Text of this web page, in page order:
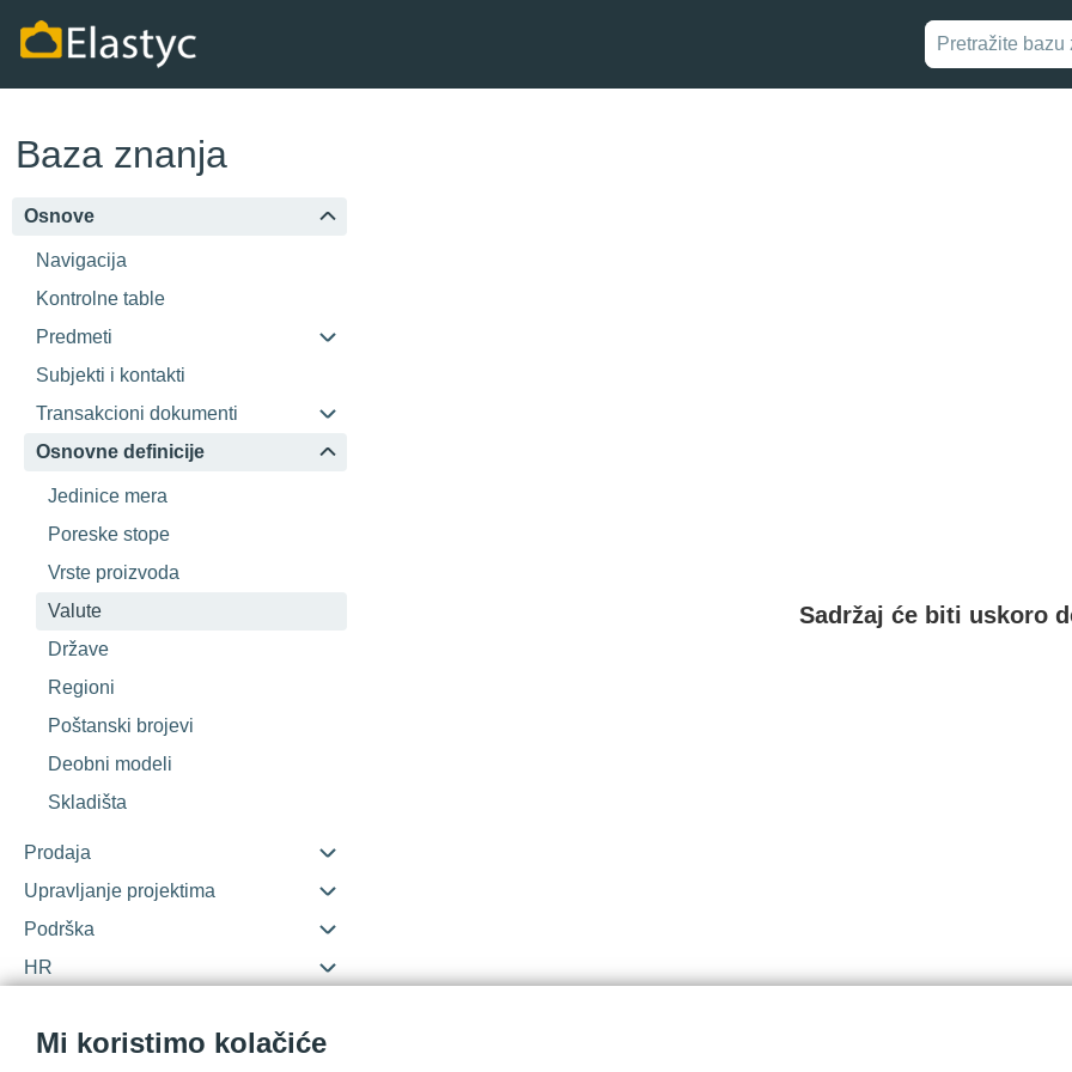
Mi koristimo kolačiće
Baza znanja
Osnove
Navigacija
Kontrolne table
Predmeti
Subjekti i kontakti
Transakcioni dokumenti
Osnovne definicije
Jedinice mera
Poreske stope
Vrste proizvoda
Valute
Države
Regioni
Poštanski brojevi
Deobni modeli
Skladišta
Prodaja
Upravljanje projektima
Podrška
HR
Marketing
Sadržaj će biti uskoro